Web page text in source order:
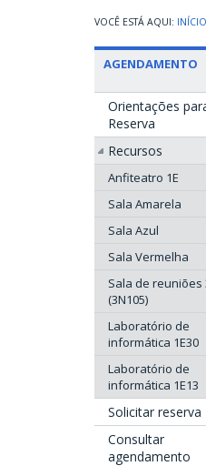
INÍCIO
AGENDAMENTO
Orientações
Reserva
Recursos
Anfiteatro 1E
Sala Amarela
Sala Azul
Sala Vermelha
Sala de reuniões
(3N105)
Laboratório de
informática 1E30
Laboratório de
informática 1E13
Solicitar reserva
Consultar
agendamento